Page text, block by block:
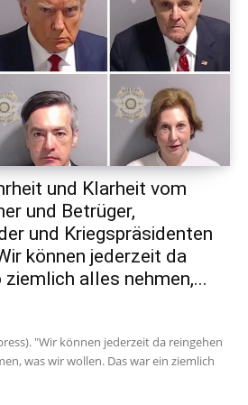
und Klarheit vom
und Betrüger,
und Kriegspräsidenten
können jederzeit da
ziemlich alles nehmen,...
"Wir können jederzeit da reingehen
was wir wollen. Das war ein ziemlich